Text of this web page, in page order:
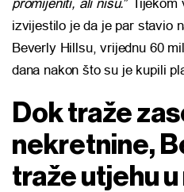
promijeniti, ali nisu.” Tijekom
izvijestilo je da je par stavio
Beverly Hillsu, vrijednu 60
dana nakon što su je kupili
Dok traže
nekretnine,
traže utjehu